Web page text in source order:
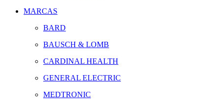
MARCAS
BARD
BAUSCH & LOMB
CARDINAL HEALTH
GENERAL ELECTRIC
MEDTRONIC